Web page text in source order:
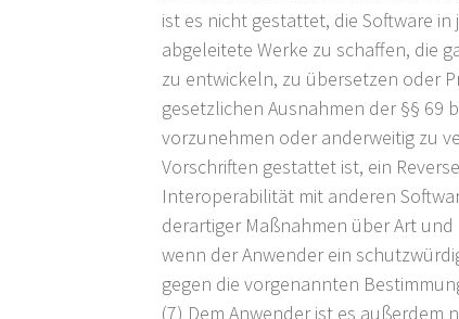
ist es nicht gestattet, die Software
abgeleitete Werke zu schaffen, die
zu entwickeln, zu übersetzen oder
gesetzlichen Ausnahmen der §§ 69
vorzunehmen oder anderweitig zu
Vorschriften gestattet ist, ein
Interoperabilität mit anderen
derartiger Maßnahmen über Art
wenn der Anwender ein
gegen die vorgenannten
(7) Dem Anwender ist es